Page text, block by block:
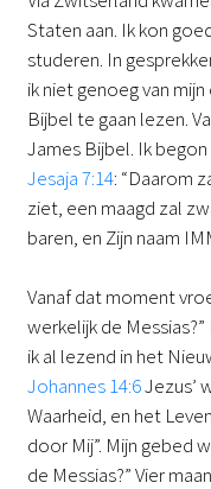
Staten aan. Ik kon
studeren. In
ik niet genoeg van
Bijbel te gaan lezen.
James Bijbel. Ik
Jesaja 7:14: “Daarom
ziet, een maagd zal
baren, en Zijn naam
Vanaf dat moment
werkelijk de
ik al lezend in het
Johannes 14:6Jezus’
Waarheid, en het
door Mij”. Mijn gebed
de Messias?” Vier